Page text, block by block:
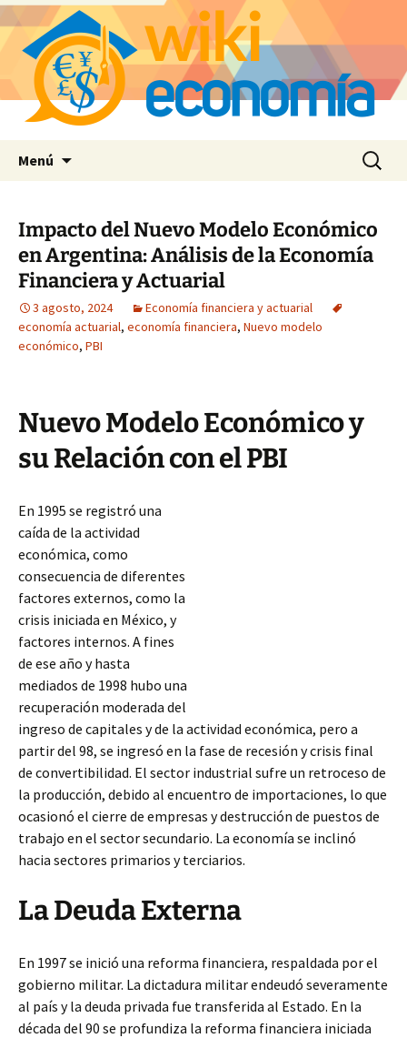
Menú Buscar:
Impacto del Nuevo Modelo Económico
en Argentina: Análisis de la Economía
Financiera y Actuarial
3 agosto, 2024
Economía financiera y actuarial
economía actuarial, economía financiera, Nuevo modelo
económico, PBI
Nuevo Modelo Económico y
su Relación con el PBI
En 1995 se registró una
caída de la actividad
económica, como
consecuencia de diferentes
factores externos, como la
crisis iniciada en México, y
factores internos. A fines
de ese año y hasta
mediados de 1998 hubo una
recuperación moderada del
ingreso de capitales y de la actividad económica, pero a
partir del 98, se ingresó en la fase de recesión y crisis final
de convertibilidad. El sector industrial sufre un retroceso de
la producción, debido al encuentro de importaciones, lo que
ocasionó el cierre de empresas y destrucción de puestos de
trabajo en el sector secundario. La economía se inclinó
hacia sectores primarios y terciarios.
La Deuda Externa
En 1997 se inició una reforma financiera, respaldada por el
gobierno militar. La dictadura militar endeudó severamente
al país y la deuda privada fue transferida al Estado. En la
década del 90 se profundiza la reforma financiera iniciada